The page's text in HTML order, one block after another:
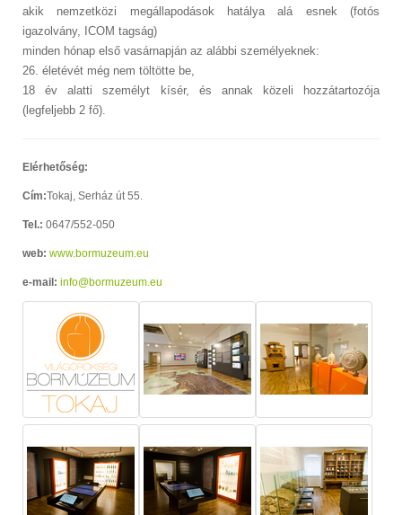
akik nemzetközi megállapodások hatálya alá esnek (fotós
igazolvány, ICOM tagság)
minden hónap első vasárnapján az alábbi személyeknek:
26. életévét még nem töltötte be,
18 év alatti személyt kísér, és annak közeli hozzátartozója
(legfeljebb 2 fő).
Elérhetőség:
Cím:Tokaj, Serház út 55.
Tel.: 0647/552-050
web: www.bormuzeum.eu
e-mail: info@bormuzeum.eu